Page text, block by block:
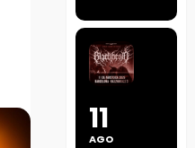
11
AGO